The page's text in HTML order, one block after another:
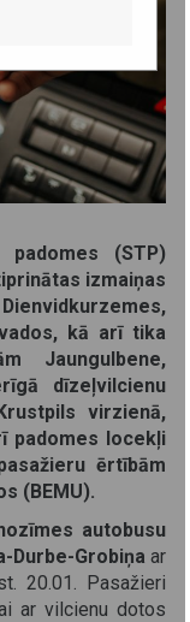
padomes (STP)
izmaiņas
kā arī tika
Jaungulbene,
dīzeļvilcienu
virzienā,
padomes locekļi
ērtībām
(BEMU).
autobusu
Durbe-Grobiņa ar
20.01. Pasažieri
ar vilcienu dotos